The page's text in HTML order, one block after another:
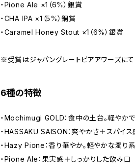
・Pione Ale ×1（6%）銀賞
・CHA IPA ×1（5%）銅賞
・Caramel Honey Stout ×1（6%）銀賞
※受賞はジャパングレートビアアワーズにて
6種の特徴
・Mochimugi GOLD：食中の土台。軽やか
・HASSAKU SAISON：爽やかさ＋スパイス
・Hazy Pione：香り華やか。軽やかな濁り系
・Pione Ale：果実感＋しっかりした飲み口